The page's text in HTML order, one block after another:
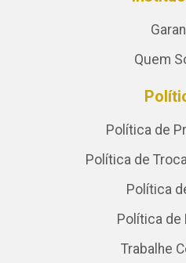
Quem
Política de
Política de
Política
Política de
Trabalhe